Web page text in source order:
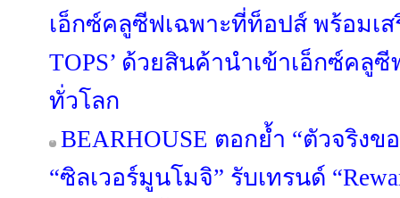
เอ็กซ์คลูซีฟเฉพาะที่ท็อปส์ พร้อมเส
TOPS’ ด้วยสินค้านำเข้าเอ็กซ์คลู
ทั่วโลก
BEARHOUSE ตอกย้ำ “ตัวจริง
“ซิลเวอร์มูนโมจิ” รับเทรนด์